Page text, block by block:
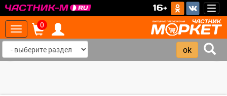
16+
Toggle
navigation
0
‹ ›